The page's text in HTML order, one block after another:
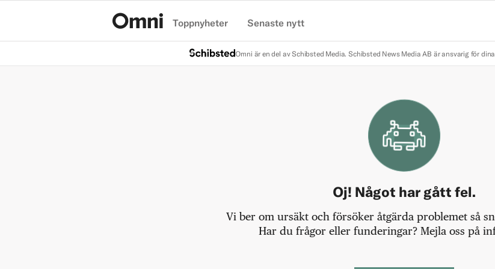
Toppnyheter Senaste nytt
Omni är en del av Schibsted Media. Schibsted News Media AB är ansvarig för
Oj! Något har gått fel.
Vi ber om ursäkt och försöker åtgärda problemet så
Har du frågor eller funderingar? Mejla oss på